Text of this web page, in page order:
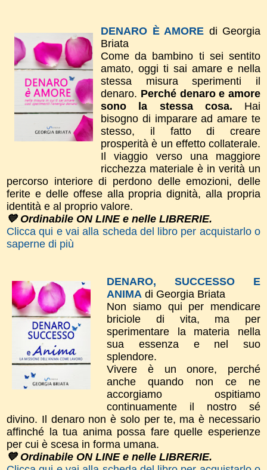
DENARO È AMORE di Georgia
Briata
Come da bambino ti sei sentito
amato, oggi ti sai amare e nella
stessa misura sperimenti il
denaro. Perché denaro e amore
sono la stessa cosa. Hai
bisogno di imparare ad amare te
stesso, il fatto di creare
prosperità è un effetto collaterale.
Il viaggio verso una maggiore
ricchezza materiale è in verità un
percorso interiore di perdono delle emozioni, delle
ferite e delle offese alla propria dignità, alla propria
identità e al proprio valore.
💙 Ordinabile ON LINE e nelle LIBRERIE.
Clicca qui e vai alla scheda del libro per acquistarlo o
saperne di più
DENARO, SUCCESSO E
ANIMA di Georgia Briata
Non siamo qui per mendicare
briciole di vita, ma per
sperimentare la materia nella
sua essenza e nel suo
splendore.
Vivere è un onore, perché
anche quando non ce ne
accorgiamo ospitiamo
continuamente il nostro sé
divino. Il denaro non è solo per te, ma è necessario
affinché la tua anima possa fare quelle esperienze
per cui è scesa in forma umana.
💙 Ordinabile ON LINE e nelle LIBRERIE.